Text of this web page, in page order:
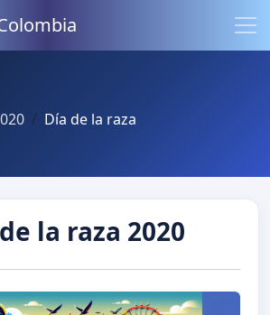
Día de la raza
la raza 2020